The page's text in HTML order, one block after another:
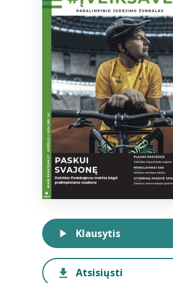
Naujienos
Klausytis
Atsisiųsti